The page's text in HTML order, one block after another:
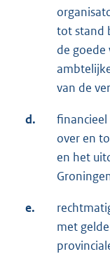
tot stand
de goede
van de
d.
over en
en het
e.
met